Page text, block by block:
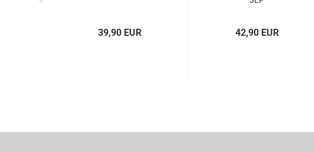
39,90 EUR 42,90 EUR